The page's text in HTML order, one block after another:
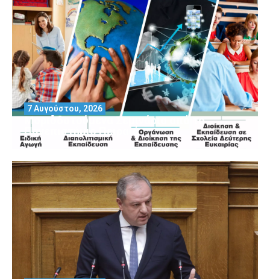
Μοριοδοτούμενα Σεμινάρια από το
Πανεπιστήμιο Πειραιά
7 Αυγούστου, 2026